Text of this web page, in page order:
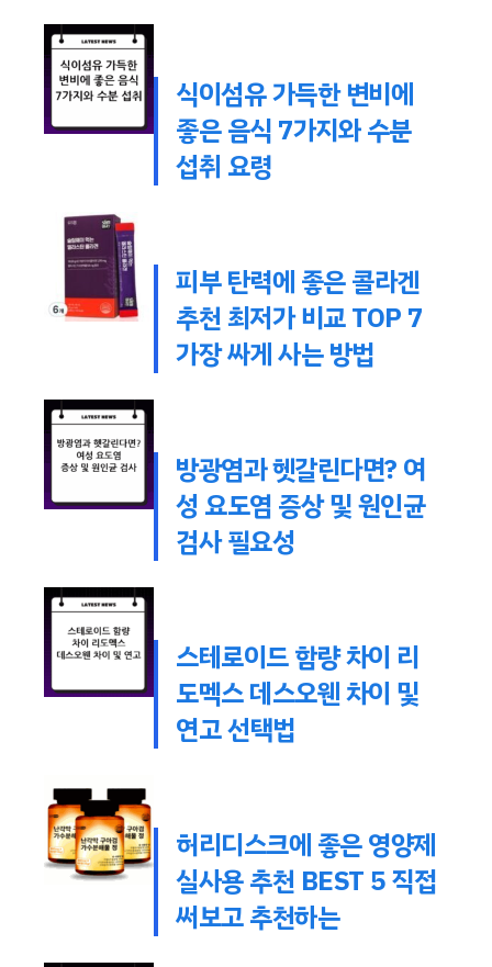
식이섬유 가득한 변비에
좋은 음식 7가지와 수분
섭취 요령
피부 탄력에 좋은 콜라겐
추천 최저가 비교 TOP 7
가장 싸게 사는 방법
방광염과 헷갈린다면? 여
성 요도염 증상 및 원인균
검사 필요성
스테로이드 함량 차이 리
도멕스 데스오웬 차이 및
연고 선택법
허리디스크에 좋은 영양제
실사용 추천 BEST 5 직접
써보고 추천하는